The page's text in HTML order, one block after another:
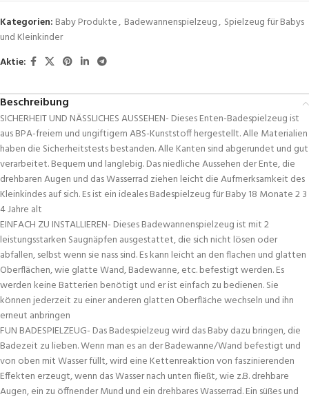
Kategorien: Baby Produkte, Badewannenspielzeug, Spielzeug für Babys
und Kleinkinder
Aktie:
Beschreibung
SICHERHEIT UND NÄSSLICHES AUSSEHEN- Dieses Enten-Badespielzeug ist
aus BPA-freiem und ungiftigem ABS-Kunststoff hergestellt. Alle Materialien
haben die Sicherheitstests bestanden. Alle Kanten sind abgerundet und gut
verarbeitet. Bequem und langlebig. Das niedliche Aussehen der Ente, die
drehbaren Augen und das Wasserrad ziehen leicht die Aufmerksamkeit des
Kleinkindes auf sich. Es ist ein ideales Badespielzeug für Baby 18 Monate 2 3
4 Jahre alt
EINFACH ZU INSTALLIEREN- Dieses Badewannenspielzeug ist mit 2
leistungsstarken Saugnäpfen ausgestattet, die sich nicht lösen oder
abfallen, selbst wenn sie nass sind. Es kann leicht an den flachen und glatten
Oberflächen, wie glatte Wand, Badewanne, etc. befestigt werden. Es
werden keine Batterien benötigt und er ist einfach zu bedienen. Sie
können jederzeit zu einer anderen glatten Oberfläche wechseln und ihn
erneut anbringen
FUN BADESPIELZEUG- Das Badespielzeug wird das Baby dazu bringen, die
Badezeit zu lieben. Wenn man es an der Badewanne/Wand befestigt und
von oben mit Wasser füllt, wird eine Kettenreaktion von faszinierenden
Effekten erzeugt, wenn das Wasser nach unten fließt, wie z.B. drehbare
Augen, ein zu öffnender Mund und ein drehbares Wasserrad. Ein süßes und